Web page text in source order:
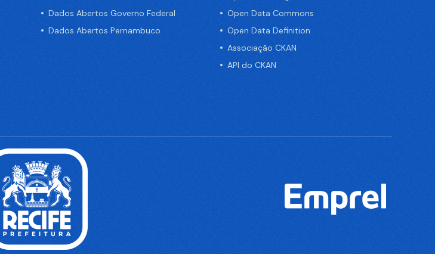
Dados Abertos Governo Federal
Dados Abertos Pernambuco
Open Data Commons
Open Data Definition
Associação CKAN
API do CKAN